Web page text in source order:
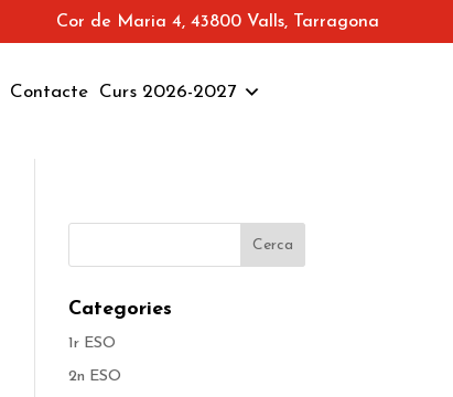
Cor de Maria 4, 43800 Valls, Tarragona
Contacte Curs 2026-2027
Categories
1r ESO
2n ESO